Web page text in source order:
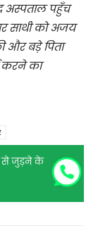
अस्पताल पहुँच
साथी को अजय
और बड़े पिता
करने का